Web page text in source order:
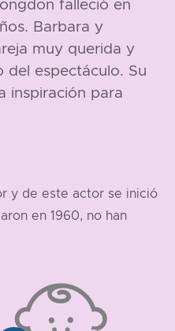
falleció en
Barbara y
muy querida y
del espectáculo. Su
inspiración para
y de este actor se inició
en 1960, no han